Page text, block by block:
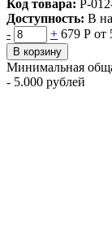
Код товара: Р-
Доступность: В
-
+ 679 Р от
В корзину
Минимальная
- 5.000 рублей